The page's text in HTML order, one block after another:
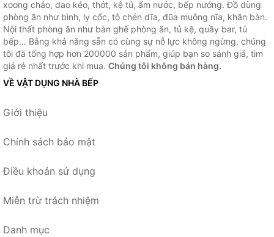
xoong chảo, dao kéo, thớt, kệ tủ, ấm nước, bếp nướng. Đồ dùng
phòng ăn như bình, ly cốc, tô chén dĩa, đũa muỗng nĩa, khăn bàn.
Nội thất phòng ăn như bàn ghế phòng ăn, tủ kệ, quầy bar, tủ
bếp... Bằng khả năng sẵn có cùng sự nỗ lực không ngừng, chúng
tôi đã tổng hợp hơn 200000 sản phẩm, giúp bạn so sánh giá, tìm
giá rẻ nhất trước khi mua. Chúng tôi không bán hàng.
VỀ VẬT DỤNG NHÀ BẾP
Giới thiệu
Chính sách bảo mật
Điều khoản sử dụng
Miễn trừ trách nhiệm
Danh mục